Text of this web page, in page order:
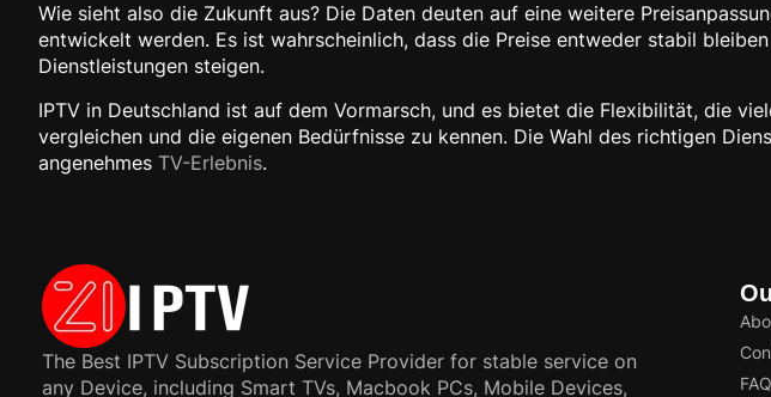
Wie sieht also die Zukunft aus? Die Daten deuten auf eine weitere
entwickelt werden. Es ist wahrscheinlich, dass die Preise entweder stabil
Dienstleistungen steigen.
IPTV in Deutschland ist auf dem Vormarsch, und es bietet die Flexibilität, die
vergleichen und die eigenen Bedürfnisse zu kennen. Die Wahl des richtigen
angenehmes TV-Erlebnis.
The Best IPTV Subscription Service Provider for stable service on
any Device, including Smart TVs, Macbook PCs, Mobile Devices,
FAQ